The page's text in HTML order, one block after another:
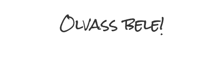
Olvass bele!